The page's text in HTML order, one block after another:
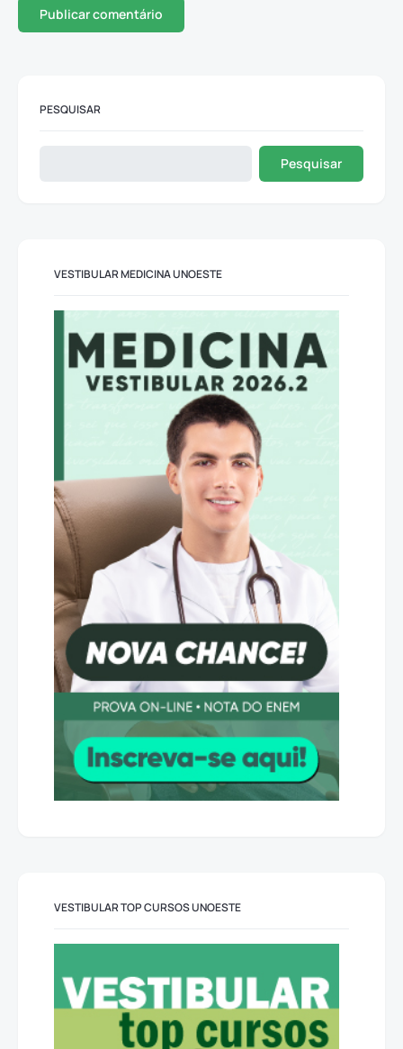
PESQUISAR
Pesquisar
VESTIBULAR MEDICINA UNOESTE
VESTIBULAR TOP CURSOS UNOESTE